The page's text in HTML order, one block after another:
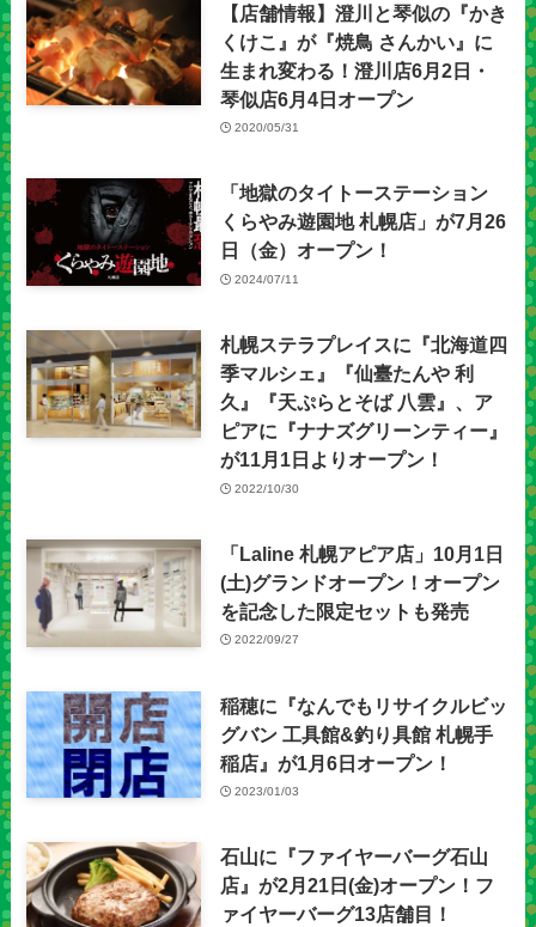
【店舗情報】澄川と琴似の『かき
くけこ』が『焼鳥 さんかい』に
生まれ変わる！澄川店6月2日・
琴似店6月4日オープン
2020/05/31
「地獄のタイトーステーション
くらやみ遊園地 札幌店」が7月26
日（金）オープン！
2024/07/11
札幌ステラプレイスに『北海道四
季マルシェ』『仙臺たんや 利
久』『天ぷらとそば 八雲』、ア
ピアに『ナナズグリーンティー』
が11月1日よりオープン！
2022/10/30
「Laline 札幌アピア店」10月1日
(土)グランドオープン！オープン
を記念した限定セットも発売
2022/09/27
稲穂に『なんでもリサイクルビッ
グバン 工具館&釣り具館 札幌手
稲店』が1月6日オープン！
2023/01/03
石山に『ファイヤーバーグ石山
店』が2月21日(金)オープン！フ
ァイヤーバーグ13店舗目！